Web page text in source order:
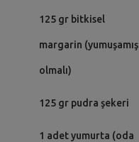
125 gr bitkisel
margarin (yumuşamış
olmalı)
125 gr pudra şekeri
1 adet yumurta (oda